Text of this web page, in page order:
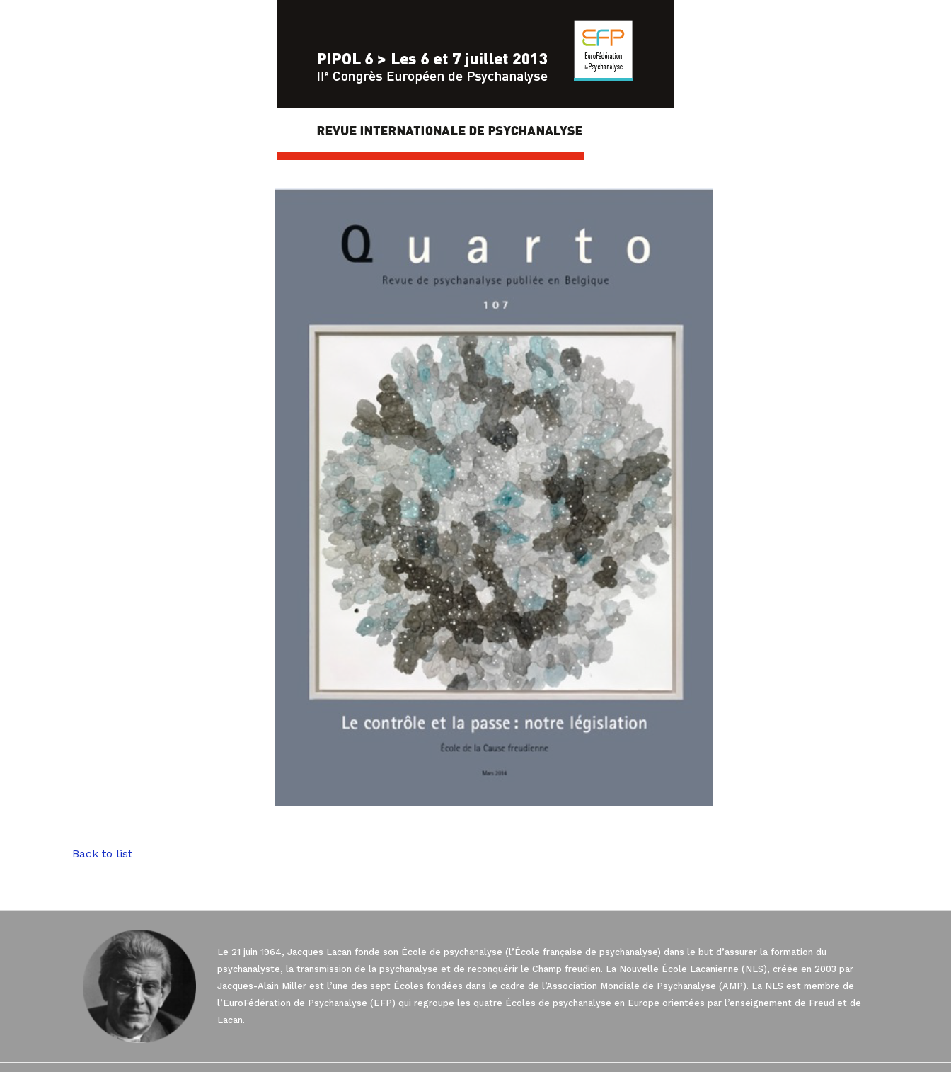
Back to list
Le 21 juin 1964, Jacques Lacan fonde son École de psychanalyse (l’École française de psychanalyse) dans le but d’assurer la formation du
psychanalyste, la transmission de la psychanalyse et de reconquérir le Champ freudien. La Nouvelle École Lacanienne (NLS), créée en 2003 par
Jacques-Alain Miller est l’une des sept Écoles fondées dans le cadre de l’Association Mondiale de Psychanalyse (AMP). La NLS est membre de
l’EuroFédération de Psychanalyse (EFP) qui regroupe les quatre Écoles de psychanalyse en Europe orientées par l’enseignement de Freud et de
Lacan.